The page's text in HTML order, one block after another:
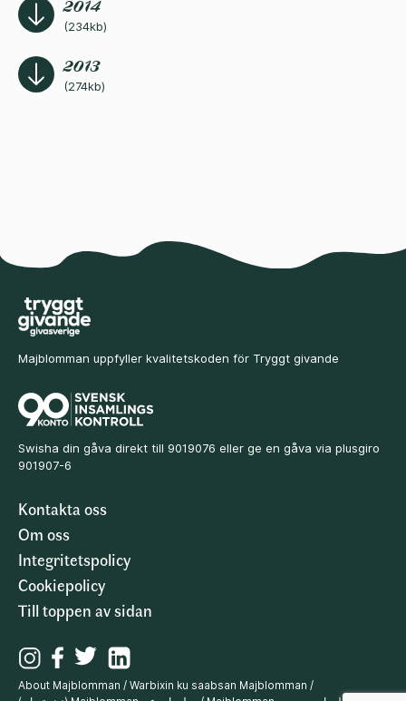
2014
(234kb)
2013
(274kb)
Majblomman uppfyller kvalitetskoden för Tryggt givande
Swisha din gåva direkt till 9019076 eller ge en gåva via plusgiro
901907-6
Kontakta oss
Om oss
Integritetspolicy
Cookiepolicy
Till toppen av sidan
About Majblomman / Warbixin ku saabsan Majblomman /